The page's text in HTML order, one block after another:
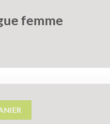
femme